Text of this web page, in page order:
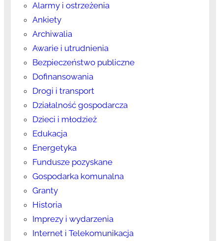
Alarmy i ostrzeżenia
Ankiety
Archiwalia
Awarie i utrudnienia
Bezpieczeństwo publiczne
Dofinansowania
Drogi i transport
Działalność gospodarcza
Dzieci i młodzież
Edukacja
Energetyka
Fundusze pozyskane
Gospodarka komunalna
Granty
Historia
Imprezy i wydarzenia
Internet i Telekomunikacja